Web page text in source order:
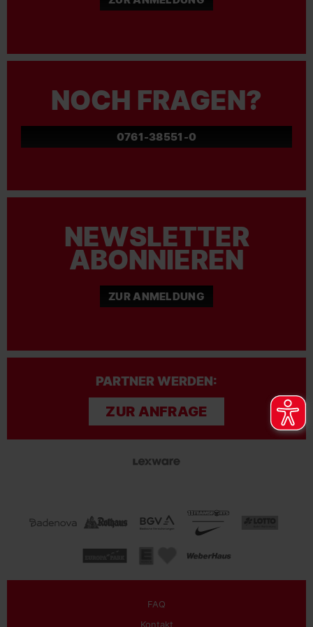
NOCH FRAGEN?
0761-38551-0
NEWSLETTER
ABONNIEREN
ZUR ANMELDUNG
PARTNER WERDEN:
ZUR ANFRAGE
FAQ
Kontakt